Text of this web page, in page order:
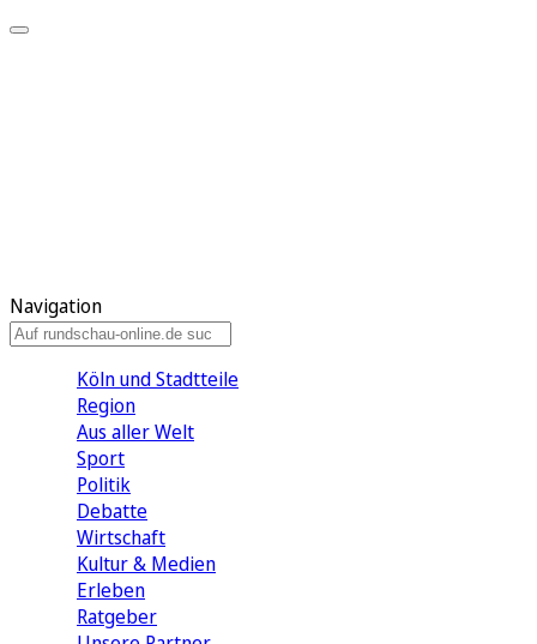
Navigation
Köln und Stadtteile
Region
Aus aller Welt
Sport
Politik
Debatte
Wirtschaft
Kultur & Medien
Erleben
Ratgeber